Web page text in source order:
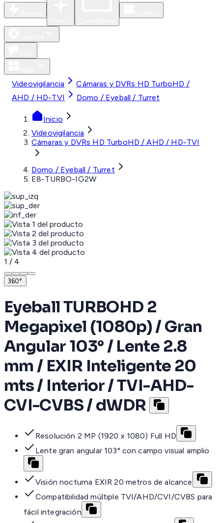
Videovigilancia
Cámaras y DVRs HD TurboHD /
AHD / HD-TVI
Domo / Eyeball / Turret
Inicio
Videovigilancia
Cámaras y DVRs HD TurboHD / AHD / HD-TVI
Domo / Eyeball / Turret
E8-TURBO-IG2W
1 / 4
360°
Eyeball TURBOHD 2
Megapixel (1080p) / Gran
Angular 103° / Lente 2.8
mm / EXIR Inteligente 20
mts / Interior / TVI-AHD-
CVI-CVBS / dWDR
Resolución 2 MP (1920 x 1080) Full HD
Lente gran angular 103° con campo visual amplio
Visión nocturna EXIR 20 metros de alcance
Compatibilidad múltiple TVI/AHD/CVI/CVBS para
fácil integración